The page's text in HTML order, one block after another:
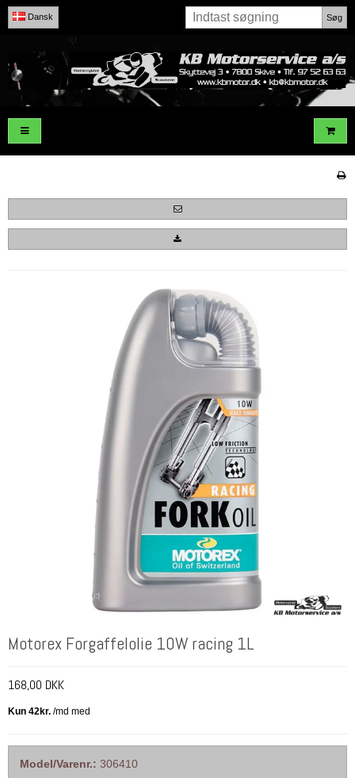
Dansk Søg
Motorex Forgaffelolie 10W racing 1L
168,00 DKK
Model/Varenr.: 306410